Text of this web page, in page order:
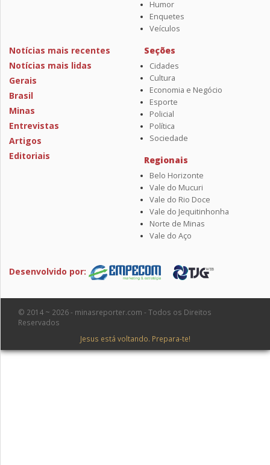
Humor
Enquetes
Veículos
Notícias mais recentes
Notícias mais lidas
Gerais
Brasil
Minas
Entrevistas
Artigos
Editoriais
Seções
Cidades
Cultura
Economia e Negócio
Esporte
Policial
Política
Sociedade
Regionais
Belo Horizonte
Vale do Mucuri
Vale do Rio Doce
Vale do Jequitinhonha
Norte de Minas
Vale do Aço
Desenvolvido por:
© 2014 ~ 2026 - minasreporter.com - Todos os Direitos
Reservados
Jesus está voltando. Prepara-te!